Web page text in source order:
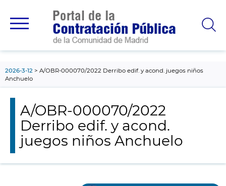
principal
2026-3-12
A/OBR-000070/2022 Derribo edif. y acond. juegos niños
Anchuelo
A/OBR-000070/2022
Derribo edif. y acond.
juegos niños Anchuelo